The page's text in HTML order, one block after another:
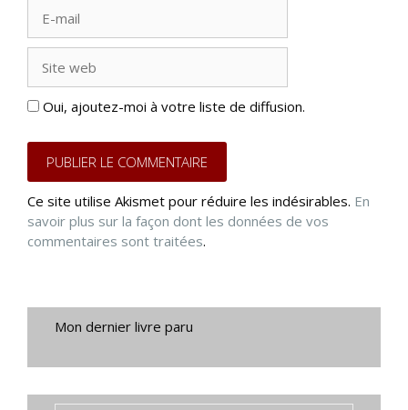
mail
web
Oui, ajoutez-moi à votre liste de diffusion.
Ce site utilise Akismet pour réduire les indésirables. En
savoir plus sur la façon dont les données de vos
commentaires sont traitées.
Mon dernier livre paru